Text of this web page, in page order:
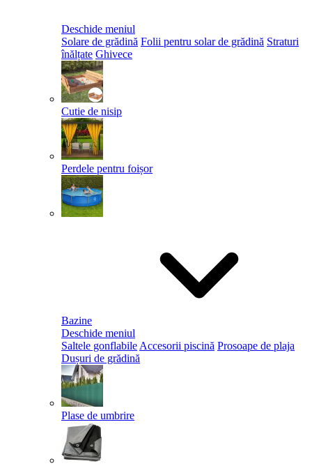
Deschide meniul
Solare de grădină Folii pentru solar de grădină Straturi
înălțate Ghivece
Cutie de nisip
Perdele pentru foișor
Bazine
Deschide meniul
Saltele gonflabile Accesorii piscină Prosoape de plaja
Dușuri de grădină
Plase de umbrire